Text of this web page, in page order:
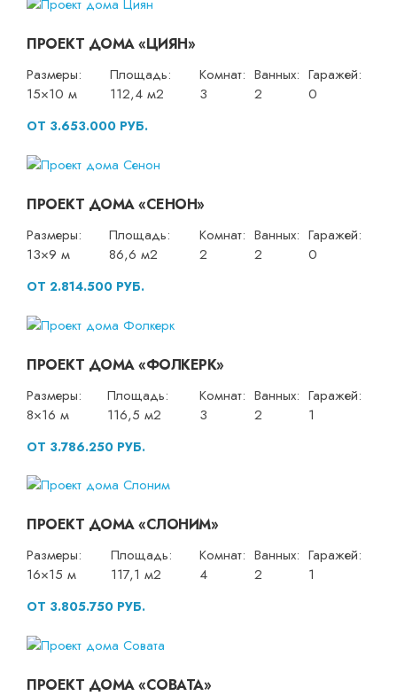
ПРОЕКТ ДОМА «ЦИЯН»
Размеры:
15×10 м
Площадь:
112,4 м2
Комнат:
3
Ванных:
2
Гаражей:
0
ОТ 3.653.000 РУБ.
ПРОЕКТ ДОМА «СЕНОН»
Размеры:
13×9 м
Площадь:
86,6 м2
Комнат:
2
Ванных:
2
Гаражей:
0
ОТ 2.814.500 РУБ.
ПРОЕКТ ДОМА «ФОЛКЕРК»
Размеры:
8×16 м
Площадь:
116,5 м2
Комнат:
3
Ванных:
2
Гаражей:
1
ОТ 3.786.250 РУБ.
ПРОЕКТ ДОМА «СЛОНИМ»
Размеры:
16×15 м
Площадь:
117,1 м2
Комнат:
4
Ванных:
2
Гаражей:
1
ОТ 3.805.750 РУБ.
ПРОЕКТ ДОМА «СОВАТА»